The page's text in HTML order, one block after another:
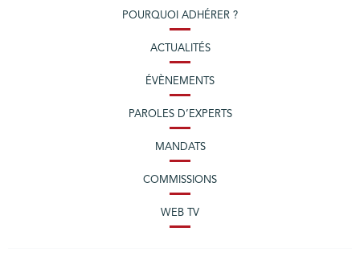
POURQUOI ADHÉRER ?
ACTUALITÉS
ÉVÈNEMENTS
PAROLES D’EXPERTS
MANDATS
COMMISSIONS
WEB TV